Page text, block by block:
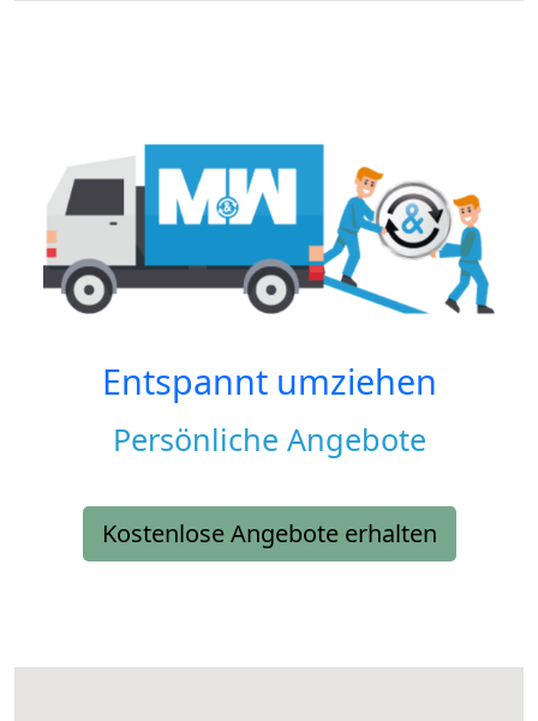
Entspannt umziehen
Persönliche Angebote
Kostenlose Angebote erhalten